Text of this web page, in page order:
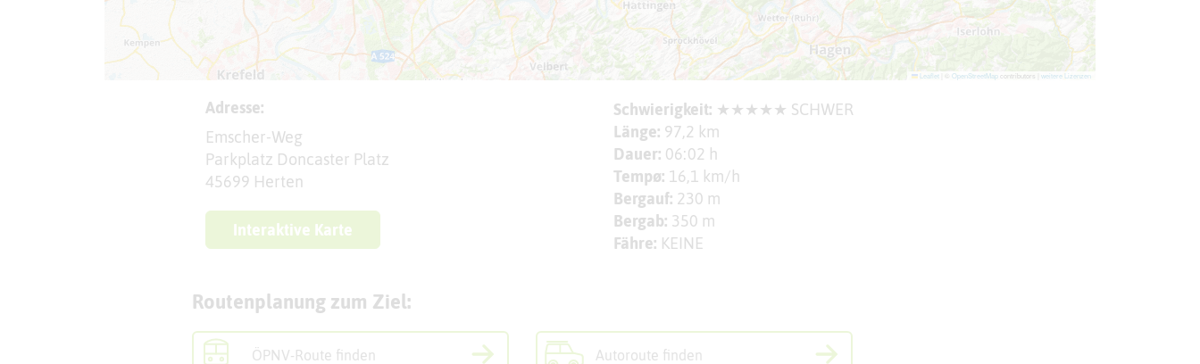
Leaflet OpenStreetMap contributors | weitere Lizenzen
Adresse:
Emscher-Weg
Parkplatz Doncaster Platz
45699 Herten
Interaktive Karte
Schwierigkeit: ★★★★★ SCHWER
Länge: 97,2 km
Dauer: 06:02 h
Tempø: 16,1 km/h
Bergauf: 230 m
Bergab: 350 m
Fähre: KEINE
Routenplanung zum Ziel:
ÖPNV-Route finden Autoroute finden